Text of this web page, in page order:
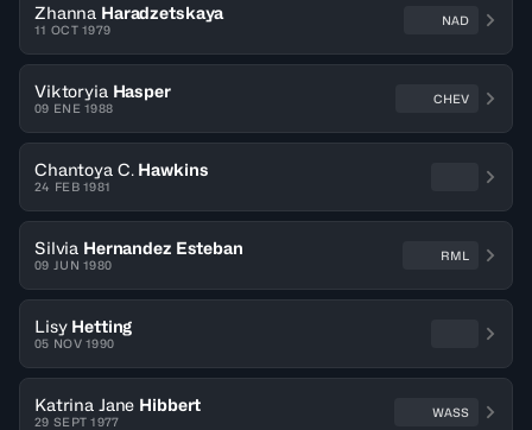
Zhanna Haradzetskaya
11 OCT 1979
NAD
Viktoryia Hasper
09 ENE 1988
CHEV
Chantoya C. Hawkins
24 FEB 1981
Silvia Hernandez Esteban
09 JUN 1980
RML
Lisy Hetting
05 NOV 1990
Katrina Jane Hibbert
29 SEPT 1977
WASS